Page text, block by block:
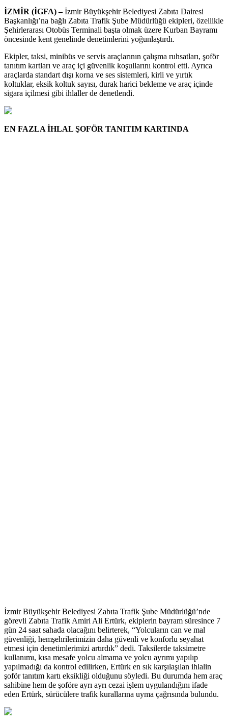
İZMİR (İGFA) –İzmir Büyükşehir Belediyesi Zabıta Dairesi
Başkanlığı’na bağlı Zabıta Trafik Şube Müdürlüğü ekipleri, özellikle
Şehirlerarası Otobüs Terminali başta olmak üzere Kurban Bayramı
öncesinde kent genelinde denetimlerini yoğunlaştırdı.
Ekipler, taksi, minibüs ve servis araçlarının çalışma ruhsatları, şoför
tanıtım kartları ve araç içi güvenlik koşullarını kontrol etti. Ayrıca
araçlarda standart dışı korna ve ses sistemleri, kirli ve yırtık
koltuklar, eksik koltuk sayısı, durak harici bekleme ve araç içinde
sigara içilmesi gibi ihlaller de denetlendi.
EN FAZLA İHLAL ŞOFÖR TANITIM KARTINDA
İzmir Büyükşehir Belediyesi Zabıta Trafik Şube Müdürlüğü’nde
görevli Zabıta Trafik Amiri Ali Ertürk, ekiplerin bayram süresince 7
gün 24 saat sahada olacağını belirterek, “Yolcuların can ve mal
güvenliği, hemşehrilerimizin daha güvenli ve konforlu seyahat
etmesi için denetimlerimizi artırdık” dedi. Taksilerde taksimetre
kullanımı, kısa mesafe yolcu almama ve yolcu ayrımı yapılıp
yapılmadığı da kontrol edilirken, Ertürk en sık karşılaşılan ihlalin
şoför tanıtım kartı eksikliği olduğunu söyledi. Bu durumda hem araç
sahibine hem de şoföre ayrı ayrı cezai işlem uygulandığını ifade
eden Ertürk, sürücülere trafik kurallarına uyma çağrısında bulundu.